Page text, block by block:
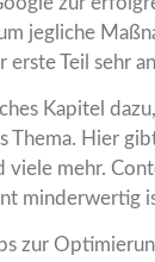
jegliche
Teil sehr
Kapitel
Thema. Hier
mehr.
minderwertig
zur